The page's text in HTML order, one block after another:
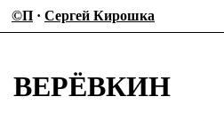
©П · Сергей Кирошка
ВЕРЁВКИН